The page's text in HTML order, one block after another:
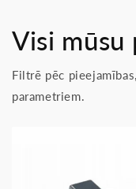
Visi
Filtrē pēc
parametriem.